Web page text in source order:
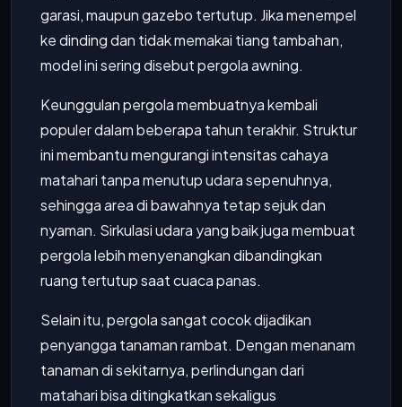
garasi, maupun gazebo tertutup. Jika menempel
ke dinding dan tidak memakai tiang tambahan,
model ini sering disebut pergola awning.
Keunggulan pergola membuatnya kembali
populer dalam beberapa tahun terakhir. Struktur
ini membantu mengurangi intensitas cahaya
matahari tanpa menutup udara sepenuhnya,
sehingga area di bawahnya tetap sejuk dan
nyaman. Sirkulasi udara yang baik juga membuat
pergola lebih menyenangkan dibandingkan
ruang tertutup saat cuaca panas.
Selain itu, pergola sangat cocok dijadikan
penyangga tanaman rambat. Dengan menanam
tanaman di sekitarnya, perlindungan dari
matahari bisa ditingkatkan sekaligus